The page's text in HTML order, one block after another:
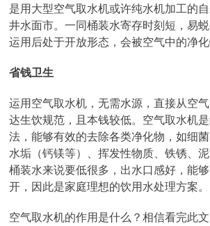
是用大型空气取水机或许纯水机加工的
井水面市。一同桶装水寄存时刻短，易
运用后处于开放形态，会被空气中的净化
省钱卫生
运用空气取水机，无需水源，直接从空
达生饮规范，且本钱较低。空气取水机
法，能够有效的去除各类净化物，如细菌
水垢（钙镁等）、挥发性物质、铁锈、
桶装水来说要低很多，出水口感好，能
开，因此是家庭理想的饮用水处理方案。
空气取水机的作用是什么？相信看完此